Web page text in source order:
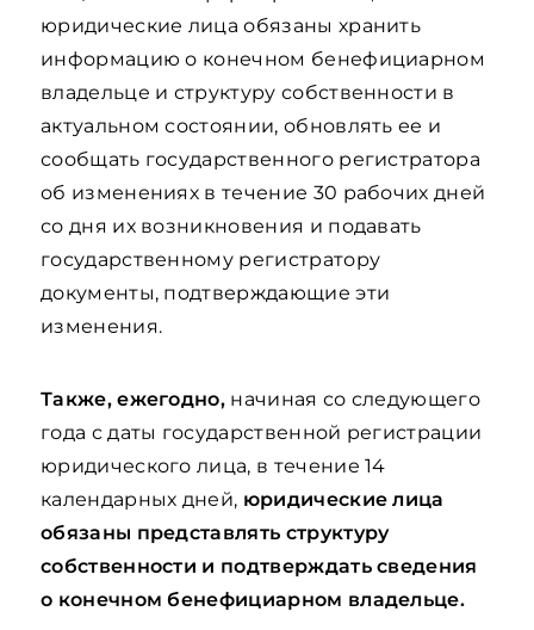
юридические лица обязаны хранить
информацию о конечном бенефициарном
владельце и структуру собственности в
актуальном состоянии, обновлять ее и
сообщать государственного регистратора
об изменениях в течение 30 рабочих дней
со дня их возникновения и подавать
государственному регистратору
документы, подтверждающие эти
изменения.
Также, ежегодно, начиная со следующего
года с даты государственной регистрации
юридического лица, в течение 14
календарных дней, юридические лица
обязаны представлять структуру
собственности и подтверждать сведения
о конечном бенефициарном владельце.